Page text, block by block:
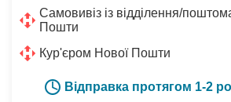
Самовивіз із відділення/
Пошти
Кур'єром Нової Пошти
Відправка протягом 1-2